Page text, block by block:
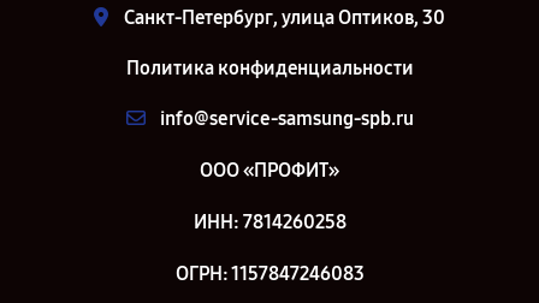
Санкт-Петербург, улица Оптиков, 30
Политика конфиденциальности
info@service-samsung-spb.ru
ООО «ПРОФИТ»
ИНН: 7814260258
ОГРН: 1157847246083